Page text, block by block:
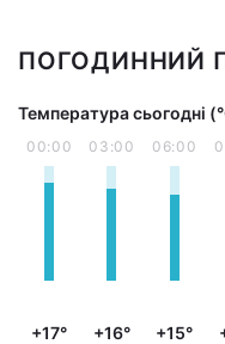
ПОГОДИННИЙ
Температура сьогодні
00:00
+17°
03:00
+16°
06:00
+15°